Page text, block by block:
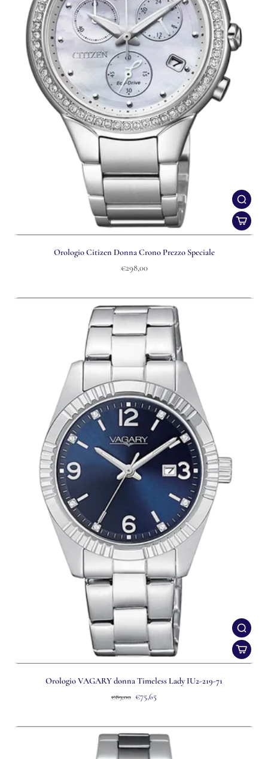
Orologio Citizen Donna Crono Prezzo Speciale
€298,00
Orologio VAGARY donna Timeless Lady IU2-219-71
€89,00 €75,65